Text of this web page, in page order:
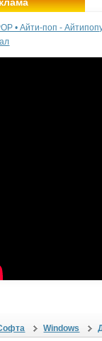
• Айти-поп -
Windows